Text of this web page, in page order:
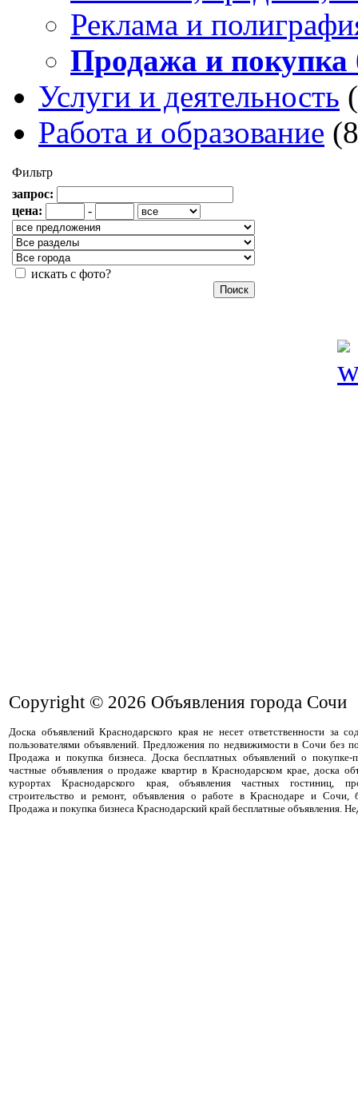
Реклама и
Продажа и покупка
Услуги и деятельность
Работа и образование
Фильтр
запрос:
цена:
-
искать с фото?
Copyright © 2026 Объявления города Сочи
Доска объявлений Краснодарского края не несет ответственности за
пользователями объявлений. Предложения по недвижимости в Сочи без
Продажа и покупка бизнеса. Доска бесплатных объявлений о покупке-
частные объявления о продаже квартир в Краснодарском крае, доска
курортах Краснодарского края, объявления частных гостиниц,
строительство и ремонт, объявления о работе в Краснодаре и Сочи,
Продажа и покупка бизнеса Краснодарский край бесплатные объявления.